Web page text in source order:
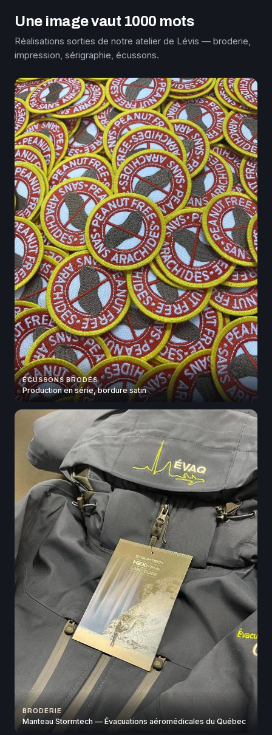
Une image vaut 1000 mots
Réalisations sorties de notre atelier de Lévis — broderie,
impression, sérigraphie, écussons.
ÉCUSSONS BRODÉS
Production en série, bordure satin
BRODERIE
Manteau Stormtech — Évacuations aéromédicales du Québec